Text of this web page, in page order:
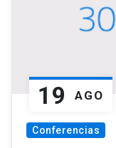
19 AGO
Conferencias